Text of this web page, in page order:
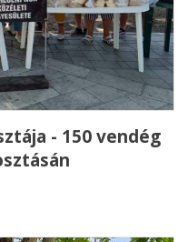
- 150 vendég